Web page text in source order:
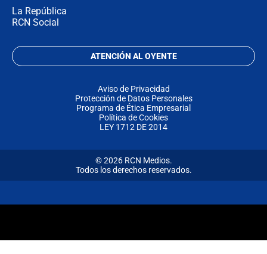
La República
RCN Social
ATENCIÓN AL OYENTE
Aviso de Privacidad
Protección de Datos Personales
Programa de Ética Empresarial
Política de Cookies
LEY 1712 DE 2014
© 2026 RCN Medios.
Todos los derechos reservados.